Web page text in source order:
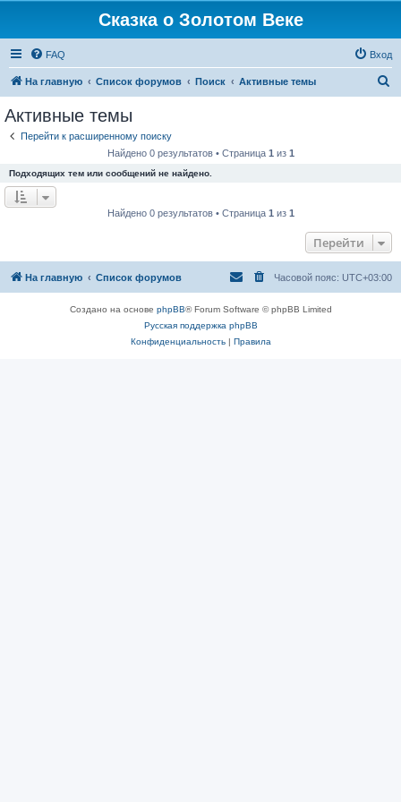
Сказка о Золотом Веке
FAQ Вход
На главную Список форумов Поиск Активные темы
Активные темы
Перейти к расширенному поиску
Найдено 0 результатов • Страница 1 из 1
Подходящих тем или сообщений не найдено.
Найдено 0 результатов • Страница 1 из 1
Перейти
На главную Список форумов Часовой пояс: UTC+03:00
Создано на основе phpBB® Forum Software © phpBB Limited
Русская поддержка phpBB
Конфиденциальность| Правила